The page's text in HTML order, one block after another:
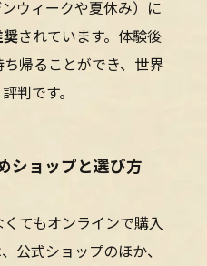
ウィークや夏休み）に
されています。体験後
帰ることができ、世界
判です。
ショップと選び方
てもオンラインで購入
公式ショップのほか、